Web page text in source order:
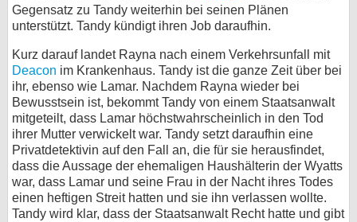
Gegensatz zu Tandy weiterhin bei seinen Plänen
unterstützt. Tandy kündigt ihren Job daraufhin.
Kurz darauf landet Rayna nach einem Verkehrsunfall mit
Deacon im Krankenhaus. Tandy ist die ganze Zeit über bei
ihr, ebenso wie Lamar. Nachdem Rayna wieder bei
Bewusstsein ist, bekommt Tandy von einem Staatsanwalt
mitgeteilt, dass Lamar höchstwahrscheinlich in den Tod
ihrer Mutter verwickelt war. Tandy setzt daraufhin eine
Privatdetektivin auf den Fall an, die für sie herausfindet,
dass die Aussage der ehemaligen Haushälterin der Wyatts
war, dass Lamar und seine Frau in der Nacht ihres Todes
einen heftigen Streit hatten und sie ihn verlassen wollte.
Tandy wird klar, dass der Staatsanwalt Recht hatte und gibt